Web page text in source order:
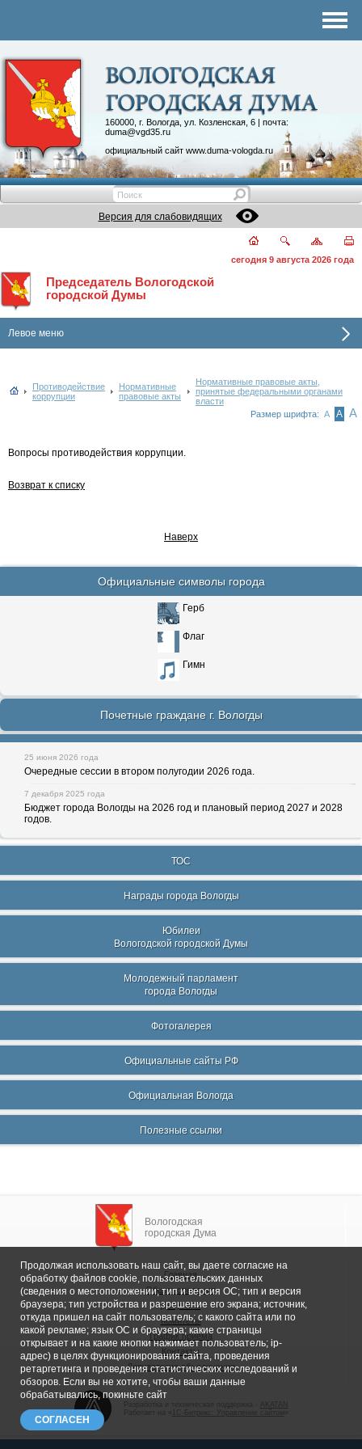
160000, г. Вологда, ул. Козленская, 6 | почта:
duma@vgd35.ru
официальный сайт www.duma-vologda.ru
Контакты
Депутатские объединения
Версия для слабовидящих
сегодня 9 августа 2026 года
Председатель Вологодской
городской Думы
Левое меню
Противодействие
коррупции
Нормативные
правовые акты
Нормативные правовые акты,
принятые федеральными органами
власти
Размер шрифта: А А А
Вопросы противодействия коррупции.
Возврат к списку
Наверх
Официальные символы города
Герб
Флаг
Гимн
Почетные граждане г. Вологды
25 июня 2026 года
Очередные сессии в втором полугодии 2026 года.
7 декабря 2025 года
Бюджет города Вологды на 2026 год и плановый период 2027 и 2028
годов.
ТОС
Награды города Вологды
Юбилеи
Вологодской городской Думы
Молодежный парламент
города Вологды
Фотогалерея
Официальные сайты РФ
Официальная Вологда
Полезные ссылки
Вологодская
городская Дума
Главная
Общие сведения
Депутаты
Комитеты
График приема
Контакты
Депутатские объединения
1С-Битрикс: Управление сайтом
Продолжая использовать наш сайт, вы даете согласие на
обработку файлов cookie, пользовательских данных
(сведения о местоположении; тип и версия ОС; тип и версия
браузера; тип устройства и разрешение его экрана; источник,
откуда пришел на сайт пользователь; с какого сайта или по
какой рекламе; язык ОС и браузера; какие страницы
открывает и на какие кнопки нажимает пользователь; ip-
адрес) в целях функционирования сайта, проведения
ретаргетинга и проведения статистических исследований и
обзоров. Если вы не хотите, чтобы ваши данные
обрабатывались, покиньте сайт
СОГЛАСЕН